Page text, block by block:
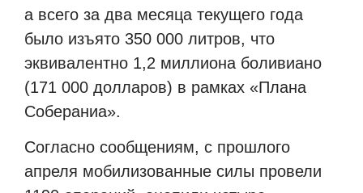
а всего за два месяца текущего года
было изъято 350 000 литров, что
эквивалентно 1,2 миллиона боливиано
(171 000 долларов) в рамках «Плана
Собераниа».
Согласно сообщениям, с прошлого
апреля мобилизованные силы провели